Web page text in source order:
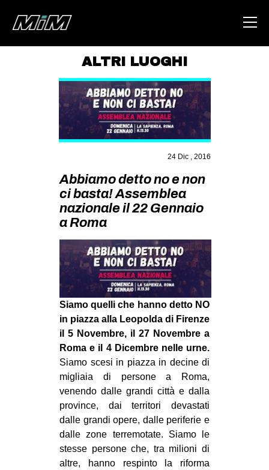
ABOUT
AREA
CSOA LAMBRETTA
MSM
ZAM
MILANO
MOBILITAZIONI
SPAZI
SPORT POPOLARE
MOVIMENTI
AMBIENTE
ANTIFASCISMO
DIRITTO ALL’ABITARE
GENERI
MIGRAZIONI
ALTRI LUOGHI
24 Dic , 2016
Abbiamo detto no e non
ci basta! Assemblea
nazionale il 22 Gennaio
a Roma
Siamo quelli che hanno detto NO
in piazza alla Leopolda di Firenze
il 5 Novembre, il 27 Novembre a
Roma e il 4 Dicembre nelle urne.
Siamo scesi in piazza in decine di
migliaia di persone a Roma,
venendo dalle grandi città e dalla
province, dai territori devastati
dalle grandi opere, dalle periferie e
dalle zone terremotate. Siamo le
stesse persone che, tra milioni di
altre, hanno respinto la riforma